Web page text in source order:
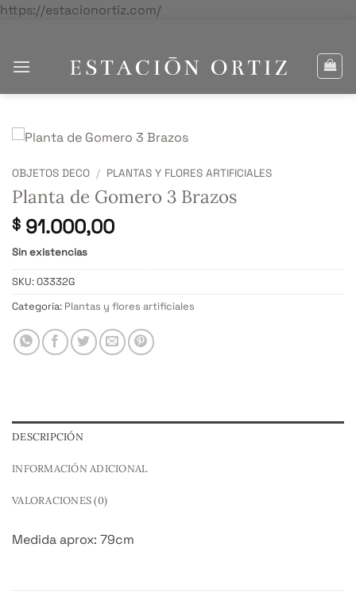
https://estacionortiz.com/Saltar
OBJETOS DECO / PLANTAS Y FLORES ARTIFICIALES
Planta de Gomero 3 Brazos
$ 91.000,00
Sin existencias
SKU:03332G
Categoría: Plantas y flores artificiales
DESCRIPCIÓN
INFORMACIÓN ADICIONAL
VALORACIONES (0)
Medida aprox: 79cm